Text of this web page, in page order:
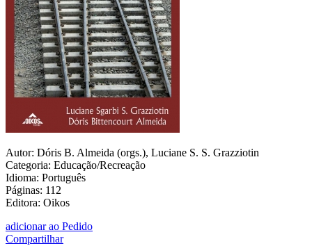
Autor: Dóris B. Almeida (orgs.), Luciane S. S. Grazziotin
Categoria: Educação/Recreação
Idioma: Português
Páginas: 112
Editora: Oikos
adicionar ao Pedido
Compartilhar